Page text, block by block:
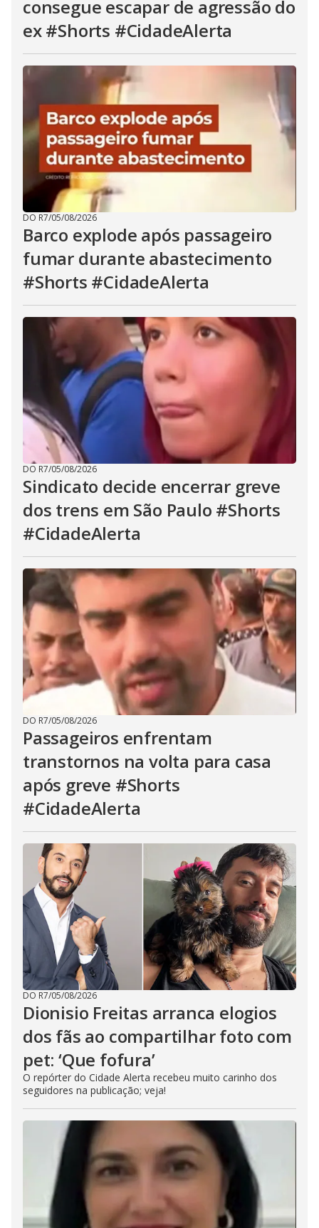
consegue escapar de agressão do
ex #Shorts #CidadeAlerta
DO R7/05/08/2026
Barco explode após passageiro
fumar durante abastecimento
#Shorts #CidadeAlerta
DO R7/05/08/2026
Sindicato decide encerrar greve
dos trens em São Paulo #Shorts
#CidadeAlerta
DO R7/05/08/2026
Passageiros enfrentam
transtornos na volta para casa
após greve #Shorts
#CidadeAlerta
DO R7/05/08/2026
Dionisio Freitas arranca elogios
dos fãs ao compartilhar foto com
pet: ‘Que fofura’
O repórter do Cidade Alerta recebeu muito carinho dos
seguidores na publicação; veja!